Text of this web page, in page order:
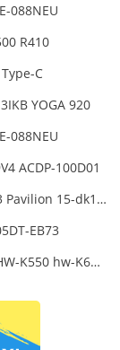
088NEU
R410
C
YOGA 920
088NEU
ACDP-100D01
TPN-CA13 TPN-DA11 voor HP L15879-003 Pavilion 15-dk1000
EB73
A4024_FPN voor Samsung HW-K550/ZA HW-K550 hw-K650 Soundbar